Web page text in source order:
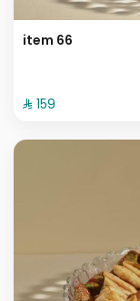
item 66
⁨⁦‪‬ 159⁩